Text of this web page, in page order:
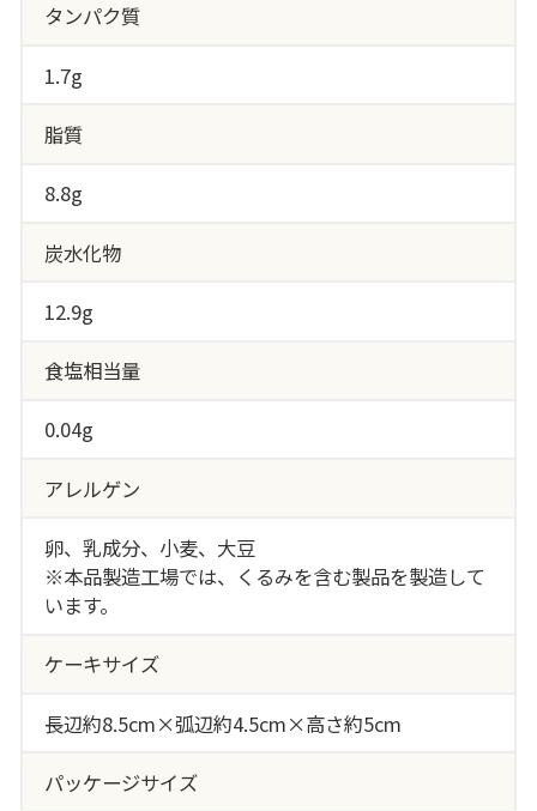
タンパク質
1.7g
脂質
8.8g
炭水化物
12.9g
食塩相当量
0.04g
アレルゲン
卵、乳成分、小麦、大豆
※本品製造工場では、くるみを含む製品を製造して
います。
ケーキサイズ
長辺約8.5cm×弧辺約4.5cm×高さ約5cm
パッケージサイズ